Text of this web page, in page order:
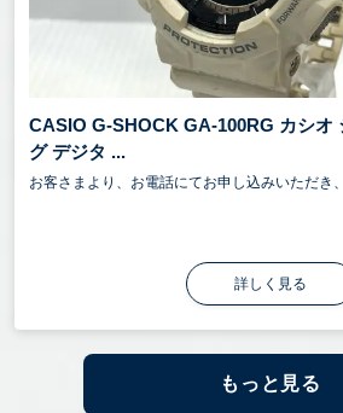
CASIO G-SHOCK GA-100RG カシオ
グ デジタ ...
お客さまより、お電話にてお申し込みいただき
詳しく見る
もっと見る